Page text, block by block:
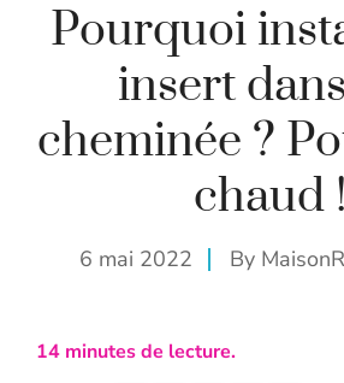
Pourquoi
insert
cheminée ?
chaud !
6 mai 2022 By
14 minutes de lecture.